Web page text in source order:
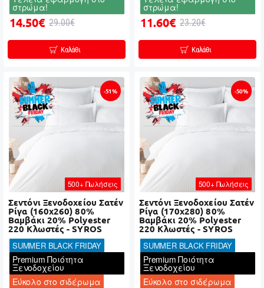
στρώμα!
14.50€ 29.00€
Καλάθι
στρώμα!
11.60€ 23.20€
Καλάθι
500+ Πωλήσεις
-51%
Σεντόνι Ξενοδοχείου Σατέν
Ρίγα (160x260) 80%
Βαμβάκι 20% Polyester
220 Κλωστές - SYROS
SUMMER BLACK FRIDAY
Premium Ποιότητα
Ξενοδοχείου
Εύκολο στο σιδέρωμα
500+ Πωλήσεις
-50%
Σεντόνι Ξενοδοχείου Σατέν
Ρίγα (170x280) 80%
Βαμβάκι 20% Polyester
220 Κλωστές - SYROS
SUMMER BLACK FRIDAY
Premium Ποιότητα
Ξενοδοχείου
Εύκολο στο σιδέρωμα